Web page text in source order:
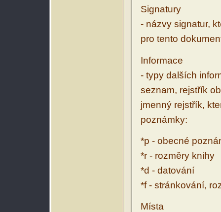
Signatury
- názvy signatur,
pro tento
Informace
- typy dalších
seznam, rejstřík
jmenný rejstřík,
poznámky:
*p - obecné
*r - rozměry knihy
*d - datování
*f - stránkování,
Místa